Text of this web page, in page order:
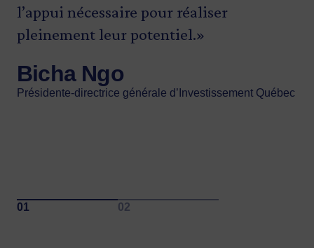
l’appui nécessaire pour réaliser
pleinement leur potentiel.»
Bicha Ngo
Présidente-directrice générale d’Investissement Québec
non lucratif un accompagnement
stratégique et des solutions de
puissent croître et contribuer à la vitalité
de nos régions.»